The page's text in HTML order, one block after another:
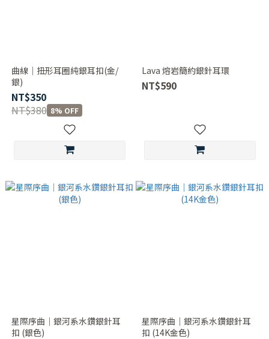
曲線｜扭形耳圈純銀耳扣(金/
銀)
NT$350
NT$380 8% OFF
Lava 熔岩簡約銀針耳環
NT$590
星際序曲｜銀河系水鑽銀針耳
扣 (銀色)
星際序曲｜銀河系水鑽銀針耳
扣 (14K金色)